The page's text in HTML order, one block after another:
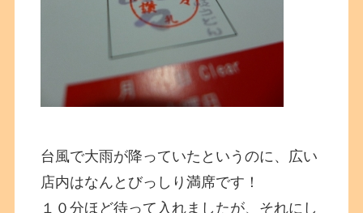
台風で大雨が降っていたというのに、広い
店内はなんとびっしり満席です！
１０分ほど待って入れましたが、それにし